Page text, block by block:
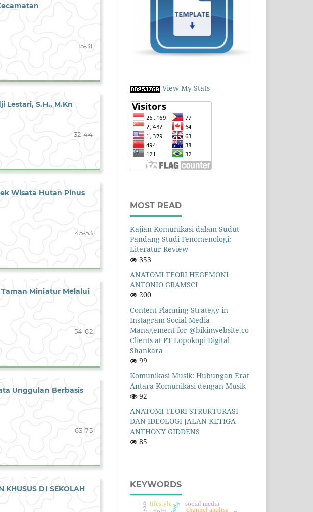
15-31
S.H., M.Kn
32-44
Wisata Hutan Pinus
45-53
Miniatur Melalui
54-62
Unggulan Berbasis
63-75
KHUSUS DI SEKOLAH
View My Stats
MOST READ
Kajian Komunikasi dalam Sudut
Pandang Studi Fenomenologi:
Literatur Review
353
ANATOMI TEORI HEGEMONI
ANTONIO GRAMSCI
200
Content Planning Strategy in
Instagram Social Media
Management for @bikinwebsite.co
Clients at PT Lopokopi Digital
Shankara
99
Komunikasi Musik: Hubungan Erat
Antara Komunikasi dengan Musik
92
ANATOMI TEORI STRUKTURASI
DAN IDEOLOGI JALAN KETIGA
ANTHONY GIDDENS
85
KEYWORDS
channel analisa
social media
lifestyle